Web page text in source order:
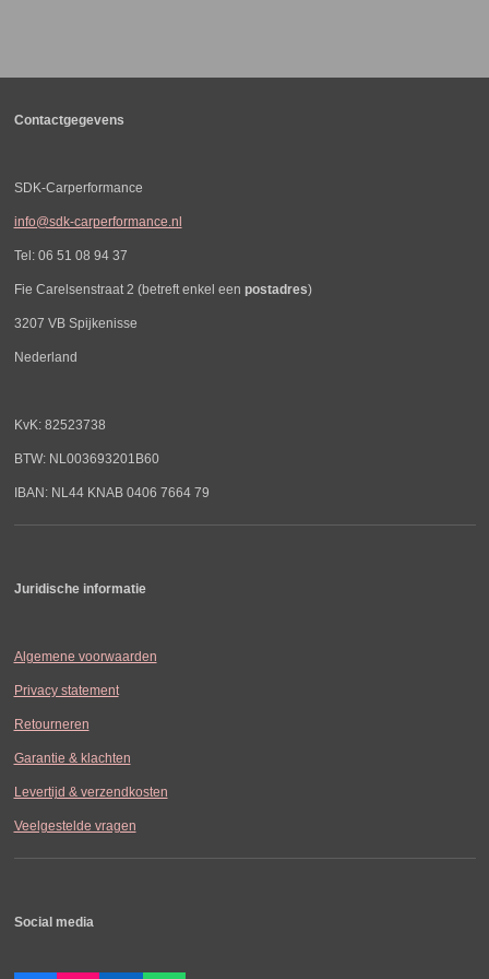
Contactgegevens
SDK-Carperformance
info@sdk-carperformance.nl
Tel: 06 51 08 94 37
Fie Carelsenstraat 2 (betreft enkel een postadres)
3207 VB Spijkenisse
Nederland
KvK: 82523738
BTW: NL003693201B60
IBAN: NL44 KNAB 0406 7664 79
Juridische informatie
Algemene voorwaarden
Privacy statement
Retourneren
Garantie & klachten
Levertijd & verzendkosten
Veelgestelde vragen
Social media